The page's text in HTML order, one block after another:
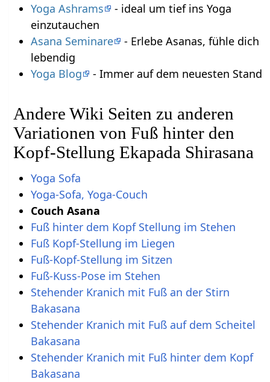
Yoga Ashrams
- ideal um tief ins Yoga
einzutauchen
Asana Seminare
- Erlebe Asanas, fühle dich
lebendig
Yoga Blog
- Immer auf dem neuesten Stand
Andere Wiki Seiten zu anderen
Variationen von Fuß hinter den
Kopf-Stellung Ekapada Shirasana
Yoga Sofa
Yoga-Sofa, Yoga-Couch
Couch Asana
Fuß hinter dem Kopf Stellung im Stehen
Fuß Kopf-Stellung im Liegen
Fuß-Kopf-Stellung im Sitzen
Fuß-Kuss-Pose im Stehen
Stehender Kranich mit Fuß an der Stirn
Bakasana
Stehender Kranich mit Fuß auf dem Scheitel
Bakasana
Stehender Kranich mit Fuß hinter dem Kopf
Bakasana